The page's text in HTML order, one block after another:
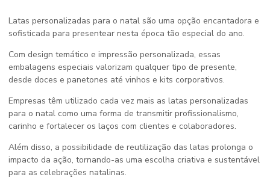
Latas personalizadas para o natal são uma opção encantadora e
sofisticada para presentear nesta época tão especial do ano.
Com design temático e impressão personalizada, essas
embalagens especiais valorizam qualquer tipo de presente,
desde doces e panetones até vinhos e kits corporativos.
Empresas têm utilizado cada vez mais as latas personalizadas
para o natal como uma forma de transmitir profissionalismo,
carinho e fortalecer os laços com clientes e colaboradores.
Além disso, a possibilidade de reutilização das latas prolonga o
impacto da ação, tornando-as uma escolha criativa e sustentável
para as celebrações natalinas.